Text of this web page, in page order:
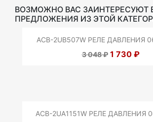
ВОЗМОЖНО ВАС ЗАИНТЕРЕСУЮТ
ПРЕДЛОЖЕНИЯ ИЗ ЭТОЙ
ACB-2UB507W РЕЛЕ ДАВЛЕНИЯ
3 048 ₽ 1 730 ₽
ACB-2UA1151W РЕЛЕ ДАВЛЕНИЯ